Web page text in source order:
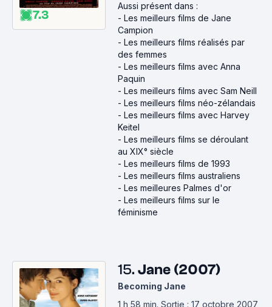
7.3
Aussi présent dans :
- Les meilleurs films de Jane
Campion
- Les meilleurs films réalisés par
des femmes
- Les meilleurs films avec Anna
Paquin
- Les meilleurs films avec Sam Neill
- Les meilleurs films néo-zélandais
- Les meilleurs films avec Harvey
Keitel
- Les meilleurs films se déroulant
au XIX° siècle
- Les meilleurs films de 1993
- Les meilleurs films australiens
- Les meilleures Palmes d'or
- Les meilleurs films sur le
féminisme
15. Jane (2007)
Becoming Jane
1 h 58 min. Sortie : 17 octobre 2007